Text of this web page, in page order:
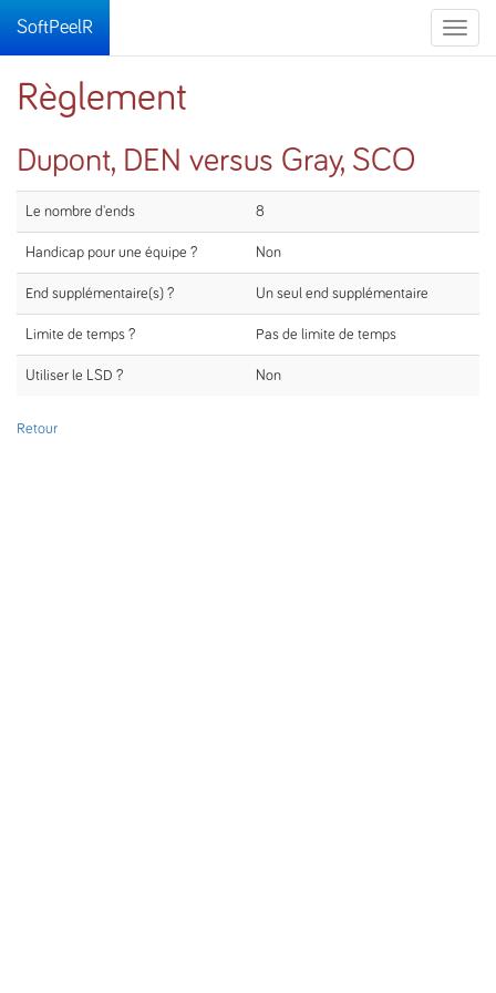
Toggle
SoftPeelR
Règlement
Dupont, DEN versus Gray, SCO
Le nombre d'ends 8
Handicap pour une équipe ? Non
End supplémentaire(s) ? Un seul end supplémentaire
Limite de temps ? Pas de limite de temps
Utiliser le LSD ? Non
Retour